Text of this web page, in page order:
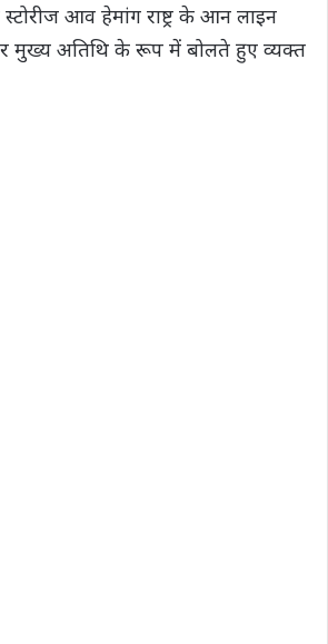
आव हेमांग राष्ट्र के आन लाइन
मुख्य अतिथि के रूप में बोलते हुए व्यक्त